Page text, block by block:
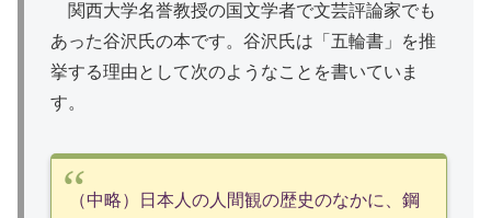
関西大学名誉教授の国文学者で文芸評論家でも
あった谷沢氏の本です。谷沢氏は「五輪書」を推
挙する理由として次のようなことを書いていま
す。
（中略）日本人の人間観の歴史のなかに、鋼